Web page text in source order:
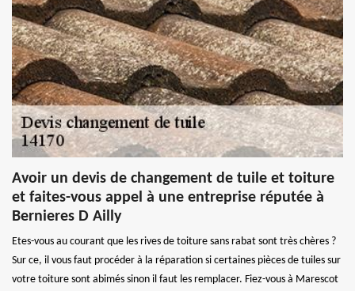
Avoir un devis de changement de tuile et toiture
et faites-vous appel à une entreprise réputée à
Bernieres D Ailly
Etes-vous au courant que les rives de toiture sans rabat sont très chères ?
Sur ce, il vous faut procéder à la réparation si certaines pièces de tuiles sur
votre toiture sont abimés sinon il faut les remplacer. Fiez-vous à Marescot